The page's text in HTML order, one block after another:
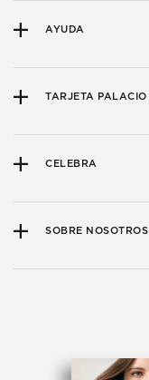
AYUDA
TARJETA PALACIO
CELEBRA
SOBRE NOSOTROS